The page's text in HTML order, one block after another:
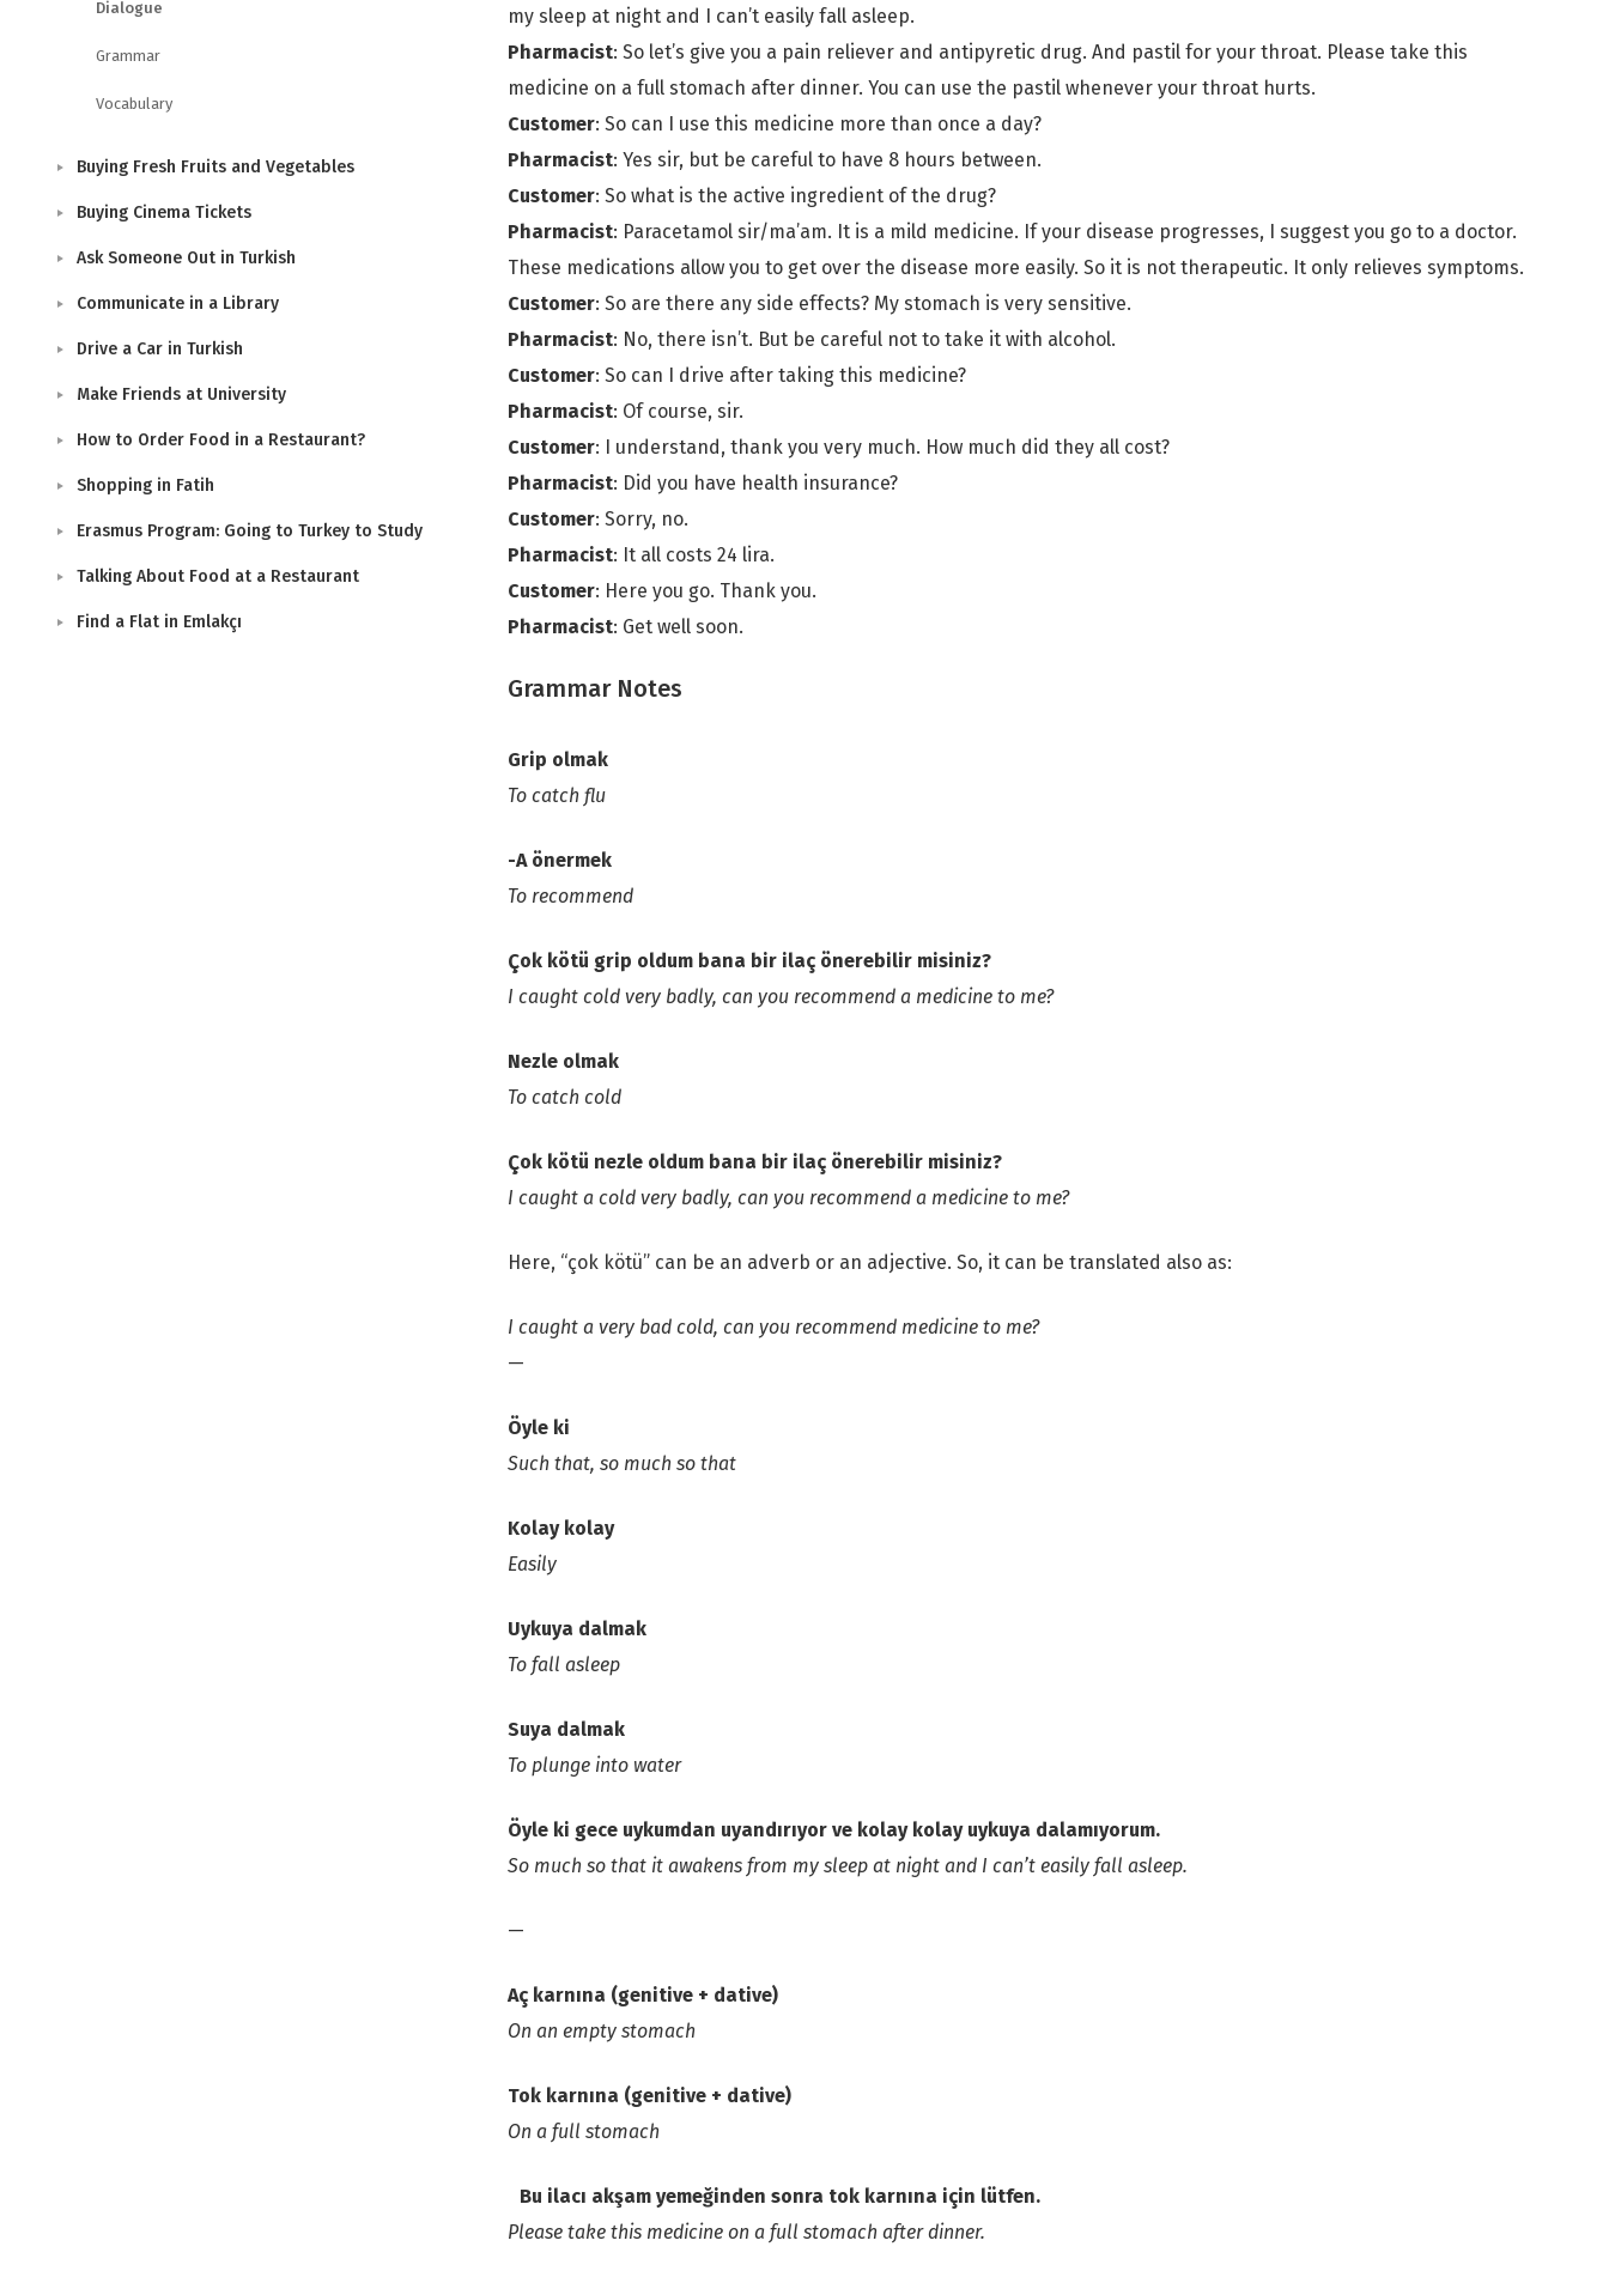
my sleep at night and I can’t easily fall asleep.
Pharmacist: So let’s give you a pain reliever and antipyretic drug. And pastil for your throat. Please take this
medicine on a full stomach after dinner. You can use the pastil whenever your throat hurts.
Customer: So can I use this medicine more than once a day?
Pharmacist: Yes sir, but be careful to have 8 hours between.
Customer: So what is the active ingredient of the drug?
Pharmacist: Paracetamol sir/ma’am. It is a mild medicine. If your disease progresses, I suggest you go to a doctor.
These medications allow you to get over the disease more easily. So it is not therapeutic. It only relieves symptoms.
Customer: So are there any side effects? My stomach is very sensitive.
Pharmacist: No, there isn’t. But be careful not to take it with alcohol.
Customer: So can I drive after taking this medicine?
Pharmacist: Of course, sir.
Customer: I understand, thank you very much. How much did they all cost?
Pharmacist: Did you have health insurance?
Customer: Sorry, no.
Pharmacist: It all costs 24 lira.
Customer: Here you go. Thank you.
Pharmacist: Get well soon.
Grammar Notes
Grip olmak
To catch flu
-A önermek
To recommend
Çok kötü grip oldum bana bir ilaç önerebilir misiniz?
I caught cold very badly, can you recommend a medicine to me?
Nezle olmak
To catch cold
Çok kötü nezle oldum bana bir ilaç önerebilir misiniz?
I caught a cold very badly, can you recommend a medicine to me?
Here, “çok kötü” can be an adverb or an adjective. So, it can be translated also as:
I caught a very bad cold, can you recommend medicine to me?
—
Öyle ki
Such that, so much so that
Kolay kolay
Easily
Uykuya dalmak
To fall asleep
Suya dalmak
To plunge into water
Öyle ki gece uykumdan uyandırıyor ve kolay kolay uykuya dalamıyorum.
So much so that it awakens from my sleep at night and I can’t easily fall asleep.
—
Aç karnına (genitive + dative)
On an empty stomach
Tok karnına (genitive + dative)
On a full stomach
Bu ilacı akşam yemeğinden sonra tok karnına için lütfen.
Please take this medicine on a full stomach after dinner.
Dialogue
Grammar
Vocabulary
Buying Fresh Fruits and Vegetables
Buying Cinema Tickets
Ask Someone Out in Turkish
Communicate in a Library
Drive a Car in Turkish
Make Friends at University
How to Order Food in a Restaurant?
Shopping in Fatih
Erasmus Program: Going to Turkey to Study
Talking About Food at a Restaurant
Find a Flat in Emlakçı